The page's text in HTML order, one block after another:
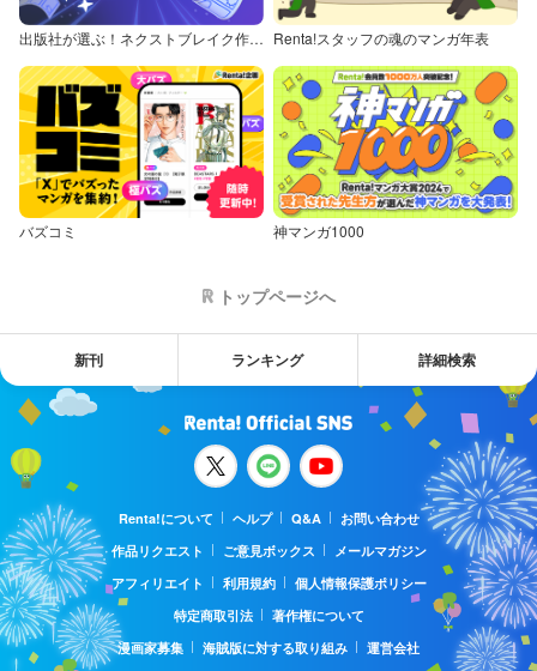
出版社が選ぶ！ネクストブレイク作品特集 Renta!スタッフの魂のマンガ年表
バズコミ 神マンガ1000
トップページへ
新刊 ランキング 詳細検索
Renta!について ヘルプ Q&A
お問い合わせ
作品リクエスト
ご意見ボックス
メールマガジン
アフィリエイト
利用規約
個人情報保護ポリシー
特定商取引法
著作権について
漫画家募集
海賊版に対する取り組み 運営会社